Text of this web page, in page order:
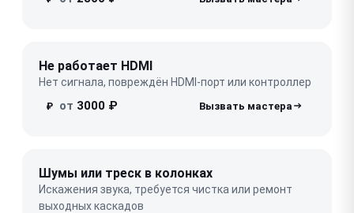
Не работает HDMI
Нет сигнала, повреждён HDMI-порт или контроллер
₽ от 3000 ₽
Шумы или треск в колонках
Искажения звука, требуется чистка или ремонт
выходных каскадов